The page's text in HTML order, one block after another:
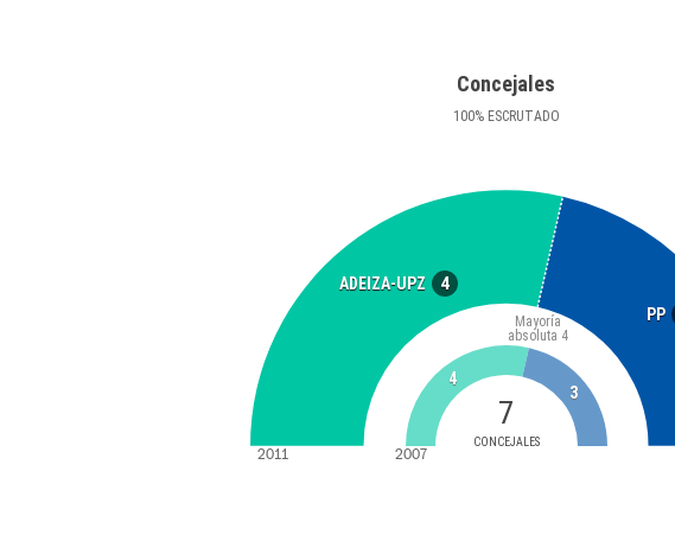
Concejales
100%ESCRUTADO
ADEIZA-UPZ 4
PP
7
CONCEJALES
Mayoría
absoluta 4
4
3
2011 2007